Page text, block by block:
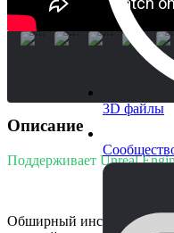
3D файлы
Описание
Поддерживает Unreal
Обширный инструмент для